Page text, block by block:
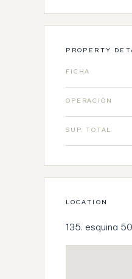
PROPERTY
FICHA
OPERACIÓN
SUP. TOTAL
LOCATION
135. esquina